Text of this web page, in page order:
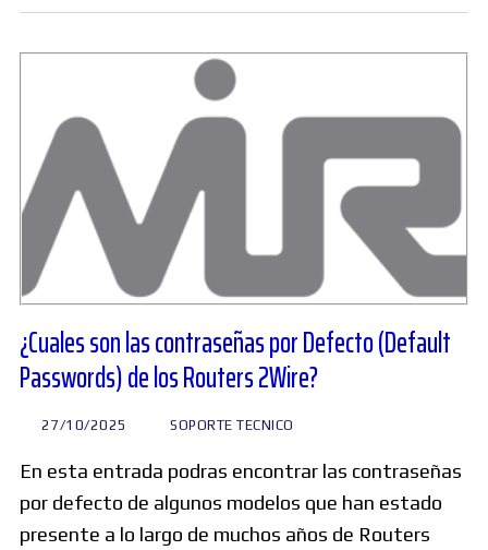
¿Cuales son las contraseñas por Defecto (Default
Passwords) de los Routers 2Wire?
27/10/2025 SOPORTE TECNICO
En esta entrada podras encontrar las contraseñas
por defecto de algunos modelos que han estado
presente a lo largo de muchos años de Routers